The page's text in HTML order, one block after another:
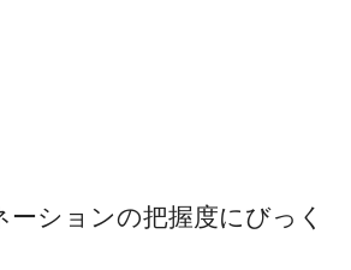
ションの把握度にびっく